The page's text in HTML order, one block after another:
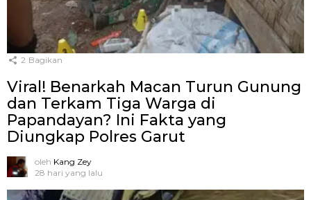
2 Bagikan
Viral! Benarkah Macan Turun Gunung
dan Terkam Tiga Warga di
Papandayan? Ini Fakta yang
Diungkap Polres Garut
oleh Kang Zey
28 hari yang lalu